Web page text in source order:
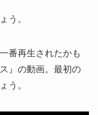
う。
番再生されたかも
』の動画。最初の
う。